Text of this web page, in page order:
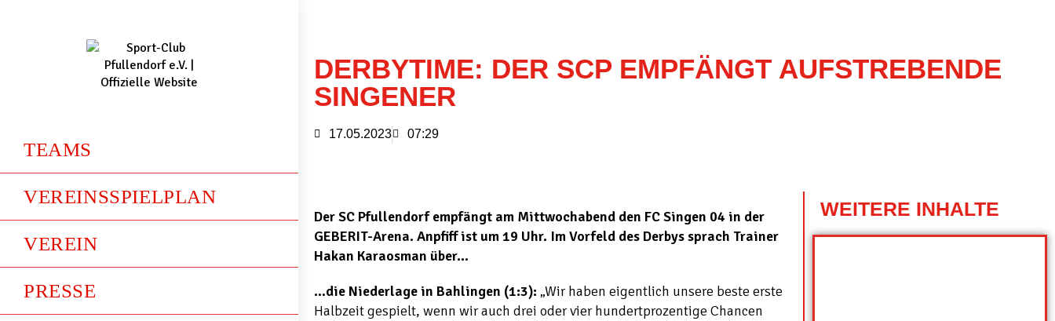
TEAMS
VEREINSSPIELPLAN
VEREIN
PRESSE
DERBYTIME: DER SCP EMPFÄNGT AUFSTREBENDE
SINGENER
17.05.2023 07:29
Der SC Pfullendorf empfängt am Mittwochabend den FC Singen 04 in der
GEBERIT-Arena. Anpfiff ist um 19 Uhr. Im Vorfeld des Derbys sprach Trainer
Hakan Karaosman über…
…die Niederlage in Bahlingen (1:3): „Wir haben eigentlich unsere beste erste
Halbzeit gespielt, wenn wir auch drei oder vier hundertprozentige Chancen
WEITERE INHALTE